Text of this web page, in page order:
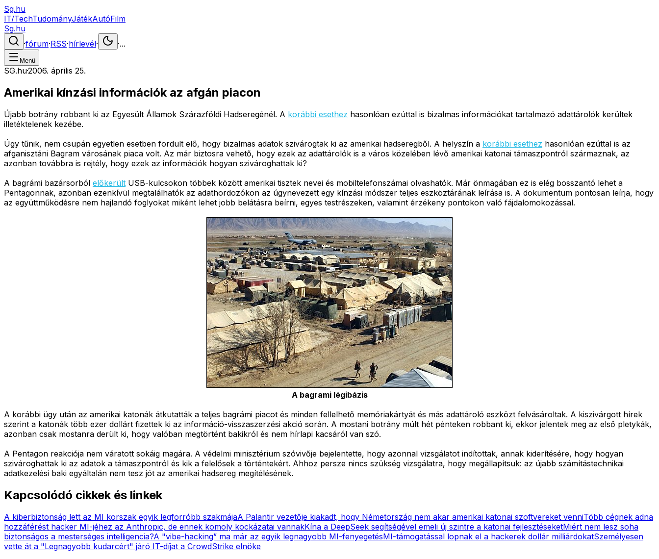
Sg.hu
IT/TechTudományJátékAutóFilm
Sg.hu
·fórum·RSS·hírlevél· ·...
Menü
SG.hu·2006. április 25.
Amerikai kínzási információk az afgán piacon
Újabb botrány robbant ki az Egyesült Államok Szárazföldi Hadseregénél. A korábbi esethez hasonlóan ezúttal is bizalmas információkat tartalmazó adattárolók kerültek
illetéktelenek kezébe.
Úgy tűnik, nem csupán egyetlen esetben fordult elő, hogy bizalmas adatok szivárogtak ki az amerikai hadseregből. A helyszín a korábbi esethez hasonlóan ezúttal is az
afganisztáni Bagram városának piaca volt. Az már biztosra vehető, hogy ezek az adattárolók is a város közelében lévő amerikai katonai támaszpontról származnak, az
azonban továbbra is rejtély, hogy ezek az információk hogyan szivároghattak ki?
A bagrámi bazársorból előkerült USB-kulcsokon többek között amerikai tisztek nevei és mobiltelefonszámai olvashatók. Már önmagában ez is elég bosszantó lehet a
Pentagonnak, azonban ezenkívül megtalálhatók az adathordozókon az úgynevezett egy kínzási módszer teljes eszköztárának leírása is. A dokumentum pontosan leírja, hogy
az együttműködésre nem hajlandó foglyokat miként lehet jobb belátásra beírni, egyes testrészeken, valamint érzékeny pontokon való fájdalomokozással.
A bagrami légibázis
A korábbi ügy után az amerikai katonák átkutatták a teljes bagrámi piacot és minden fellelhető memóriakártyát és más adattároló eszközt felvásároltak. A kiszivárgott hírek
szerint a katonák több ezer dollárt fizettek ki az információ-visszaszerzési akció során. A mostani botrány múlt hét pénteken robbant ki, ekkor jelentek meg az első pletykák,
azonban csak mostanra derült ki, hogy valóban megtörtént bakikról és nem hírlapi kacsáról van szó.
A Pentagon reakciója nem váratott sokáig magára. A védelmi minisztérium szóvivője bejelentette, hogy azonnal vizsgálatot indítottak, annak kiderítésére, hogy hogyan
szivároghattak ki az adatok a támaszpontról és kik a felelősek a történtekért. Ahhoz persze nincs szükség vizsgálatra, hogy megállapítsuk: az újabb számítástechnikai
adatkezelési baki egyáltalán nem tesz jót az amerikai hadsereg megítélésének.
Kapcsolódó cikkek és linkek
A kiberbiztonság lett az MI korszak egyik legforróbb szakmájaA Palantir vezetője kiakadt, hogy Németország nem akar amerikai katonai szoftvereket venniTöbb cégnek adna
hozzáférést hacker MI-jéhez az Anthropic, de ennek komoly kockázatai vannakKína a DeepSeek segítségével emeli új szintre a katonai fejlesztéseketMiért nem lesz soha
biztonságos a mesterséges intelligencia?A "vibe-hacking” ma már az egyik legnagyobb MI-fenyegetésMI-támogatással lopnak el a hackerek dollár milliárdokatSzemélyesen
vette át a "Legnagyobb kudarcért" járó IT-díjat a CrowdStrike elnöke